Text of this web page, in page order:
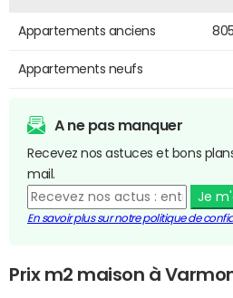
Appartements anciens
Appartements neufs
A ne pas manquer
Recevez nos astuces et bons
mail.
Je
En savoir plus sur notre politique de
Prix m2 maison à